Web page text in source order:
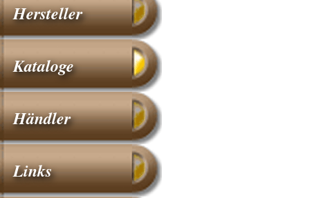
Hersteller
Kataloge
Händler
Links